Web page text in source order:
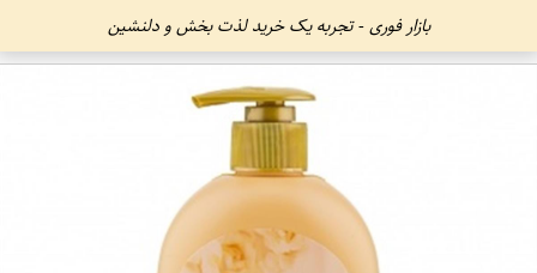
بازار فوری - تجربه یک خرید لذت بخش و دلنشین